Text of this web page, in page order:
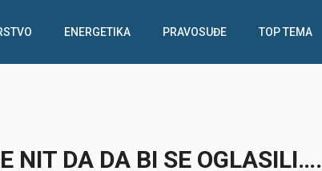
ENERGETIKA PRAVOSUĐE TOP TEMA
NIT DA DA BI SE OGLASILI….